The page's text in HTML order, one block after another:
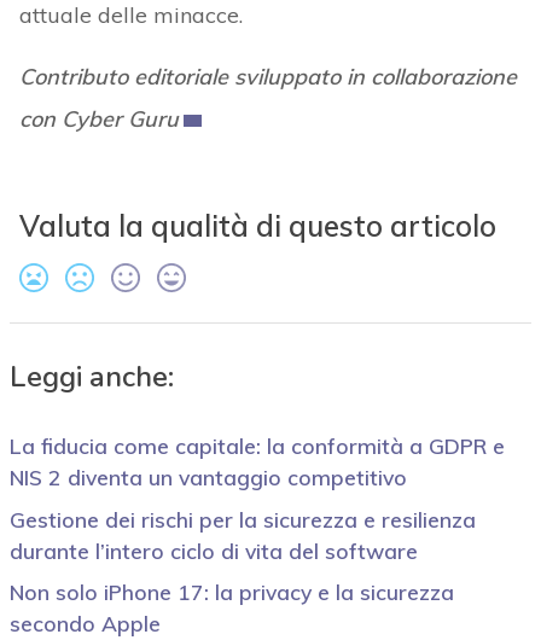
attuale delle minacce.
Contributo editoriale sviluppato in collaborazione
con Cyber Guru
Valuta la qualità di questo articolo
Leggi anche:
La fiducia come capitale: la conformità a GDPR e
NIS 2 diventa un vantaggio competitivo
Gestione dei rischi per la sicurezza e resilienza
durante l’intero ciclo di vita del software
Non solo iPhone 17: la privacy e la sicurezza
secondo Apple